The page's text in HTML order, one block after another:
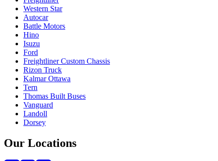
Western Star
Autocar
Battle Motors
Hino
Isuzu
Ford
Freightliner Custom Chassis
Rizon Truck
Kalmar Ottawa
Tern
Thomas Built Buses
Vanguard
Landoll
Dorsey
Our Locations